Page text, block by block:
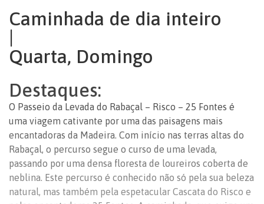
Caminhada de dia inteiro
|
Quarta, Domingo
Destaques:
O Passeio da Levada do Rabaçal – Risco – 25 Fontes é
uma viagem cativante por uma das paisagens mais
encantadoras da Madeira. Com início nas terras altas do
Rabaçal, o percurso segue o curso de uma levada,
passando por uma densa floresta de loureiros coberta de
neblina. Este percurso é conhecido não só pela sua beleza
natural, mas também pela espetacular Cascata do Risco e